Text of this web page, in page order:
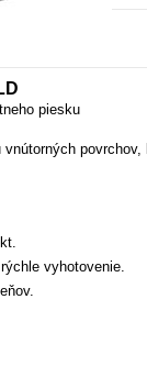
piesku
vyhotovenie.